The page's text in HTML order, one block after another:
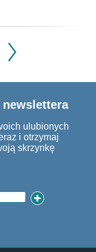
newslettera
ulubionych
i otrzymaj
skrzynkę